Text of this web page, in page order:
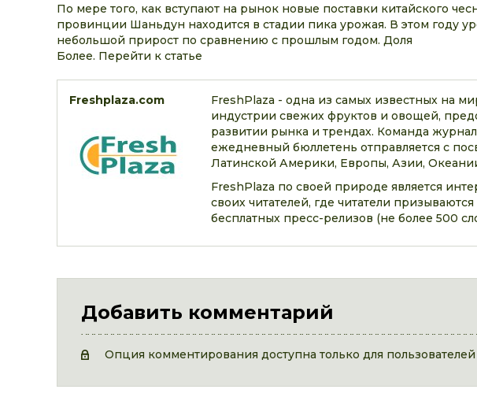
По мере того, как вступают на рынок новые поставки китайского
провинции Шаньдун находится в стадии пика урожая. В этом году
небольшой прирост по сравнению с прошлым годом. Доля
Более. Перейти к статье
Freshplaza.com
FreshPlaza - одна из самых известных на
индустрии свежих фруктов и овощей,
развитии рынка и трендах. Команда
ежедневный бюллетень отправляется с
Латинской Америки, Европы, Азии,
FreshPlaza по своей природе является
своих читателей, где читатели
бесплатных пресс-релизов (не более 500
Добавить комментарий
Опция комментирования доступна только для